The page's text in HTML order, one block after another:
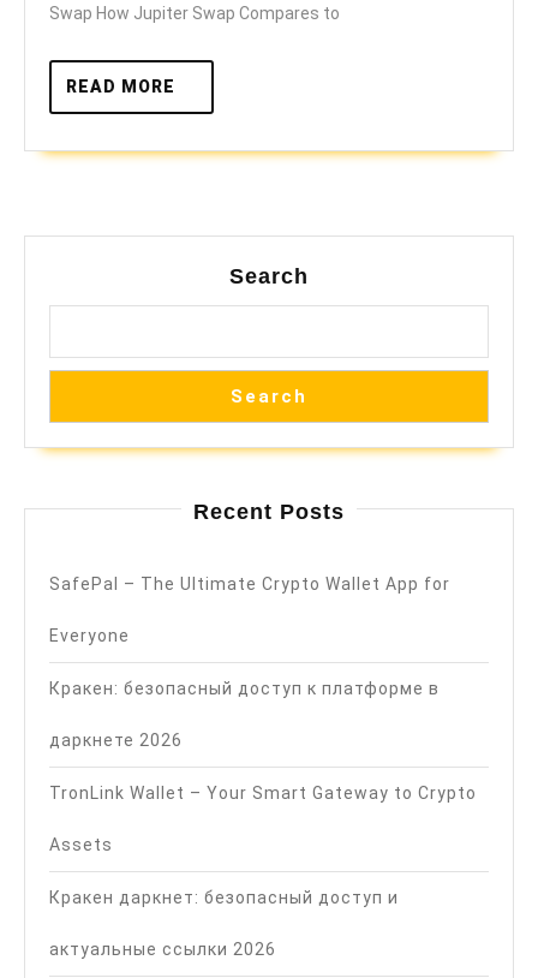
Success
Swap How Jupiter Swap Compares to
READ MORE
MORE
Search
Search
Recent Posts
SafePal – The Ultimate Crypto Wallet App for
Everyone
Кракен: безопасный доступ к платформе в
даркнете 2026
TronLink Wallet – Your Smart Gateway to Crypto
Assets
Кракен даркнет: безопасный доступ и
актуальные ссылки 2026